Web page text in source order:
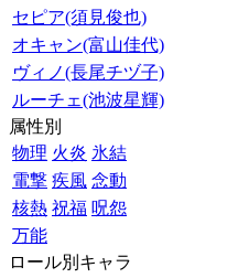
セピア(須見俊也)
オキャン(富山佳代)
ヴィノ(長尾チヅ子)
ルーチェ(池波星輝)
属性別
物理 火炎 氷結
電撃 疾風 念動
核熱 祝福 呪怨
万能
ロール別キャラ